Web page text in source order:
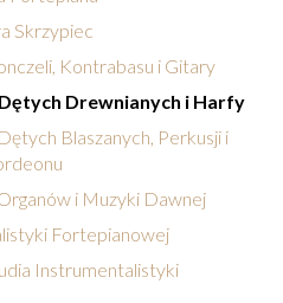
Skrzypiec
Kontrabasu i Gitary
Drewnianych i Harfy
Blaszanych, Perkusji i
i Muzyki Dawnej
Fortepianowej
Instrumentalistyki